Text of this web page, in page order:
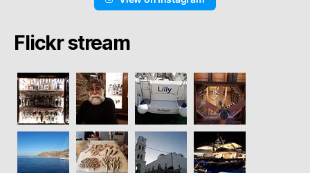
Flickr stream